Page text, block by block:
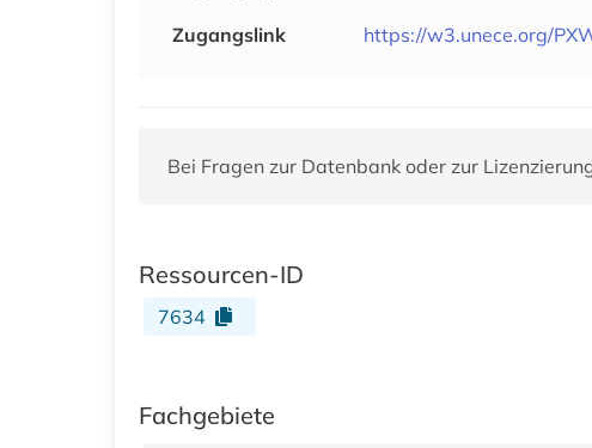
Zugangslink
https://w3.unece.org/
Bei Fragen zur Datenbank oder zur
Ressourcen-ID
7634
Fachgebiete